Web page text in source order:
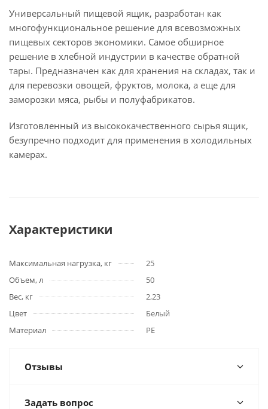
Универсальный пищевой ящик, разработан как
многофункциональное решение для всевозможных
пищевых секторов экономики. Самое обширное
решение в хлебной индустрии в качестве обратной
тары. Предназначен как для хранения на складах, так и
для перевозки овощей, фруктов, молока, а еще для
заморозки мяса, рыбы и полуфабрикатов.
Изготовленный из высококачественного сырья ящик,
безупречно подходит для применения в холодильных
камерах.
Характеристики
Максимальная нагрузка, кг
25
Объем, л
50
Вес, кг
2,23
Цвет
Белый
Материал
PE
Отзывы
Задать вопрос